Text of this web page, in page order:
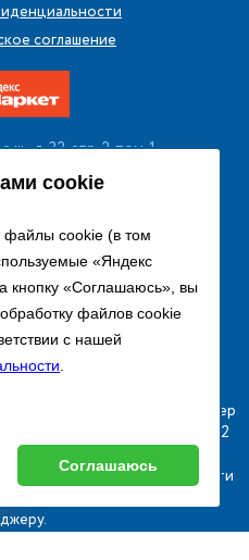
cookie
файлы cookie (в том
«Яндекс
кнопку «Соглашаюсь», вы
файлов cookie
с нашей
.
Соглашаюсь
соглашение
ш., д. 32, стр. 2, пом. 1
08 13
звонок
и продвижение сайта
носит справочный характер
в соответствии с пунктом 2
ГК РФ.
о наличии и стоимости
пожалуйста, обращайтесь к